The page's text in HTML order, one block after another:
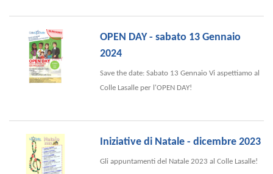
OPEN DAY - sabato 13 Gennaio
2024
Save the date: Sabato 13 Gennaio Vi aspettiamo al
Colle Lasalle per l'OPEN DAY!
Iniziative di Natale - dicembre 2023
Gli appuntamenti del Natale 2023 al Colle Lasalle!